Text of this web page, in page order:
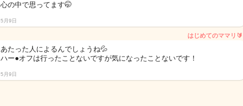
心の中で思ってます🤭
5月9日
はじめてのママリ🔰
あたった人によるんでしょうね💦
ハー●オフは行ったことないですが気になったことないです！
5月9日